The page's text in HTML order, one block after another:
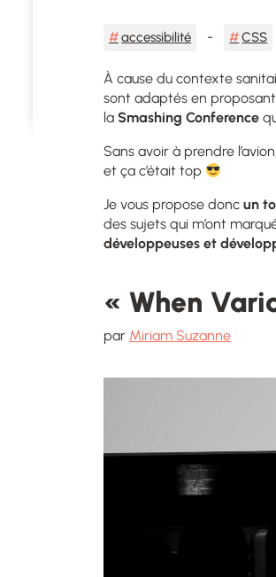
accessibilité CSS
À cause du contexte
sont adaptés en
la Smashing Conference
Sans avoir à prendre l’avion,
et ça c’était top
Je vous propose donc un
des sujets qui m’ont
développeuses et
« When
par Miriam Suzanne